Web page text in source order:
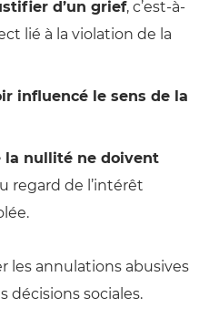
d’un grief, c’est-à-
lié à la violation de la
influencé le sens de la
la nullité ne doivent
regard de l’intérêt
les annulations abusives
décisions sociales.